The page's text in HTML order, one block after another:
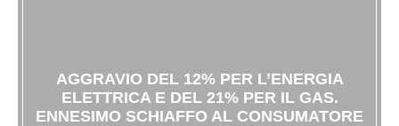
AGGRAVIO DEL 12% PER L’ENERGIA
ELETTRICA E DEL 21% PER IL GAS.
ENNESIMO SCHIAFFO AL CONSUMATORE